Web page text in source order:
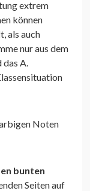
extrem
können
als auch
nur aus dem
das A.
Noten
bunten
Seiten auf